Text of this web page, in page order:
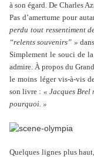
à son égard. De Charles
Pas d’amertume pour
perdu tout ressentiment
“relents souvenirs” »
Simplement le souci de
admire. À propos du
le moins léger vis-à-vis
son livre : « Jacques Brel
pourquoi. »
Quelques lignes plus